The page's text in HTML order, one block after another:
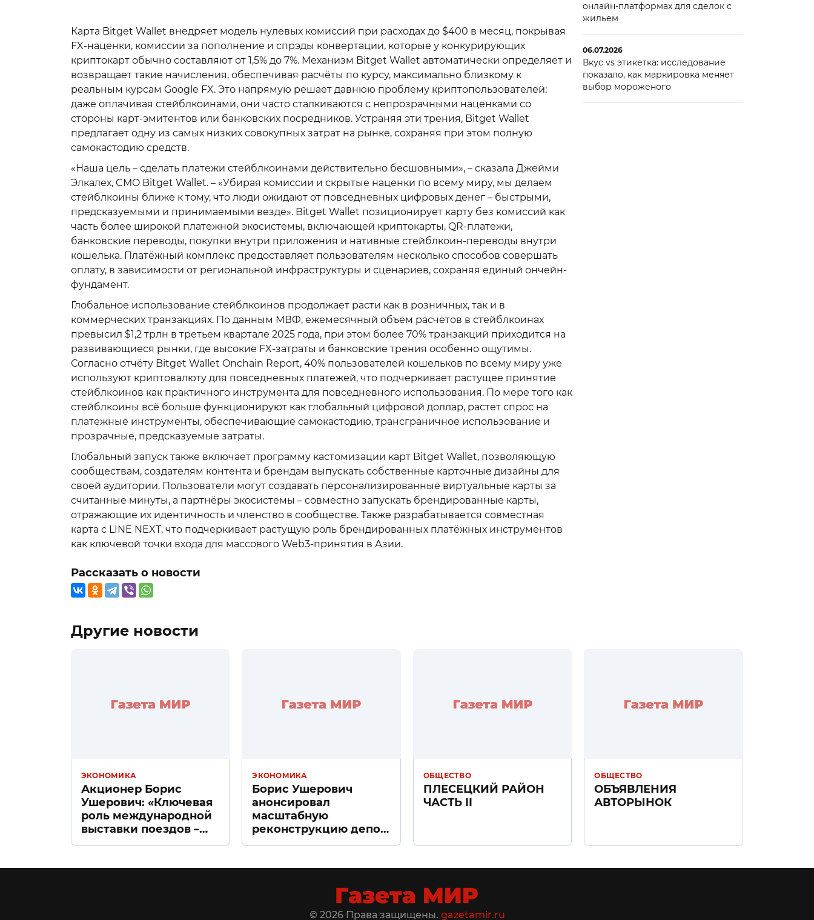
Карта Bitget Wallet внедряет модель нулевых комиссий при расходах до $400 в месяц, покрывая
FX-наценки, комиссии за пополнение и спрэды конвертации, которые у конкурирующих
криптокарт обычно составляют от 1,5% до 7%. Механизм Bitget Wallet автоматически определяет и
возвращает такие начисления, обеспечивая расчёты по курсу, максимально близкому к
реальным курсам Google FX. Это напрямую решает давнюю проблему криптопользователей:
даже оплачивая стейблкоинами, они часто сталкиваются с непрозрачными наценками со
стороны карт-эмитентов или банковских посредников. Устраняя эти трения, Bitget Wallet
предлагает одну из самых низких совокупных затрат на рынке, сохраняя при этом полную
самокастодию средств.
«Наша цель – сделать платежи стейблкоинами действительно бесшовными», – сказала Джейми
Элкалех, CMO Bitget Wallet. – «Убирая комиссии и скрытые наценки по всему миру, мы делаем
стейблкоины ближе к тому, что люди ожидают от повседневных цифровых денег – быстрыми,
предсказуемыми и принимаемыми везде». Bitget Wallet позиционирует карту без комиссий как
часть более широкой платежной экосистемы, включающей криптокарты, QR-платежи,
банковские переводы, покупки внутри приложения и нативные стейблкоин-переводы внутри
кошелька. Платёжный комплекс предоставляет пользователям несколько способов совершать
оплату, в зависимости от региональной инфраструктуры и сценариев, сохраняя единый ончейн-
фундамент.
Глобальное использование стейблкоинов продолжает расти как в розничных, так и в
коммерческих транзакциях. По данным МВФ, ежемесячный объём расчётов в стейблкоинах
превысил $1,2 трлн в третьем квартале 2025 года, при этом более 70% транзакций приходится на
развивающиеся рынки, где высокие FX-затраты и банковские трения особенно ощутимы.
Согласно отчёту Bitget Wallet Onchain Report, 40% пользователей кошельков по всему миру уже
используют криптовалюту для повседневных платежей, что подчеркивает растущее принятие
стейблкоинов как практичного инструмента для повседневного использования. По мере того как
стейблкоины всё больше функционируют как глобальный цифровой доллар, растет спрос на
платежные инструменты, обеспечивающие самокастодию, трансграничное использование и
прозрачные, предсказуемые затраты.
Глобальный запуск также включает программу кастомизации карт Bitget Wallet, позволяющую
сообществам, создателям контента и брендам выпускать собственные карточные дизайны для
своей аудитории. Пользователи могут создавать персонализированные виртуальные карты за
считанные минуты, а партнёры экосистемы – совместно запускать брендированные карты,
отражающие их идентичность и членство в сообществе. Также разрабатывается совместная
карта с LINE NEXT, что подчеркивает растущую роль брендированных платёжных инструментов
как ключевой точки входа для массового Web3-принятия в Азии.
Рассказать о новости
онлайн-платформах для сделок с
жильем
06.07.2026
Вкус vs этикетка: исследование
показало, как маркировка меняет
выбор мороженого
Другие новости
ЭКОНОМИКА
Акционер Борис
Ушерович: «Ключевая
роль международной
выставки поездов –
поиск ответов на
ЭКОНОМИКА
Борис Ушерович
анонсировал
масштабную
реконструкцию депо
«Дачное» в Санкт-
ОБЩЕСТВО
ПЛЕСЕЦКИЙ РАЙОН
ЧАСТЬ II
ОБЩЕСТВО
ОБЪЯВЛЕНИЯ
АВТОРЫНОК
© 2026 Права защищены. gazetamir.ru